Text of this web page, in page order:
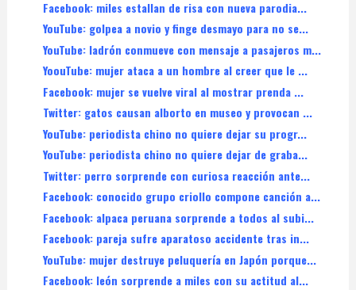
Facebook: miles estallan de risa con nueva parodia...
YouTube: golpea a novio y finge desmayo para no se...
YouTube: ladrón conmueve con mensaje a pasajeros m...
YoouTube: mujer ataca a un hombre al creer que le ...
Facebook: mujer se vuelve viral al mostrar prenda ...
Twitter: gatos causan alborto en museo y provocan ...
YouTube: periodista chino no quiere dejar su progr...
YouTube: periodista chino no quiere dejar de graba...
Twitter: perro sorprende con curiosa reacción ante...
Facebook: conocido grupo criollo compone canción a...
Facebook: alpaca peruana sorprende a todos al subi...
Facebook: pareja sufre aparatoso accidente tras in...
YouTube: mujer destruye peluquería en Japón porque...
Facebook: león sorprende a miles con su actitud al...